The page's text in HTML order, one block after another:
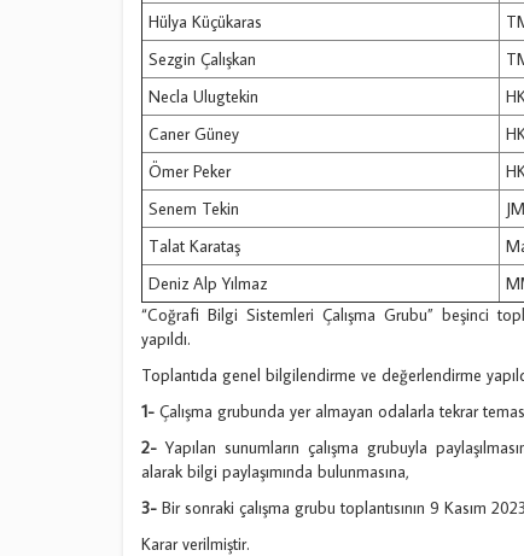
Hülya Küçükaras
Sezgin Çalışkan
Necla Ulugtekin
Caner Güney
Ömer Peker
Senem Tekin
Talat Karataş
Deniz Alp Yılmaz
“Coğrafi Bilgi Sistemleri Çalışma Grubu” beşinci
yapıldı.
Toplantıda genel bilgilendirme ve değerlendirme
1- Çalışma grubunda yer almayan odalarla tekrar
2-Yapılan sunumların çalışma grubuyla
alarak bilgi paylaşımında bulunmasına,
3- Bir sonraki çalışma grubu toplantısının 9 Kasım
Karar verilmiştir.